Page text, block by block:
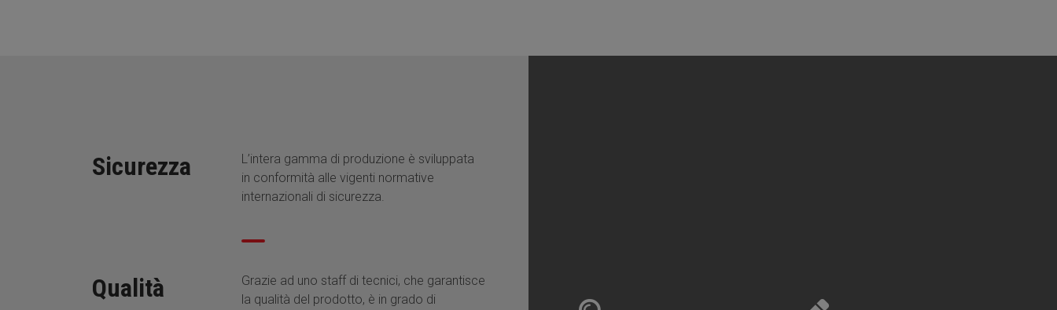
Sicurezza
L’intera gamma di produzione è sviluppata
in conformità alle vigenti normative
internazionali di sicurezza.
Qualità
Grazie ad uno staff di tecnici, che garantisce
la qualità del prodotto, è in grado di